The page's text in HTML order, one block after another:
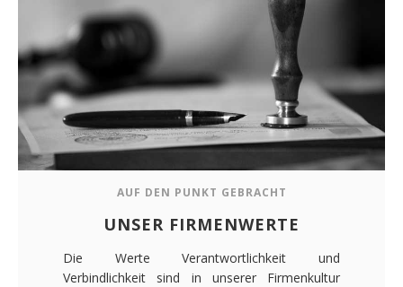
AUF DEN PUNKT GEBRACHT
UNSER FIRMENWERTE
Die Werte Verantwortlichkeit und
Verbindlichkeit sind in unserer Firmenkultur